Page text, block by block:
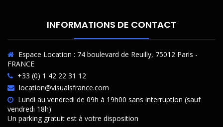
INFORMATIONS DE CONTACT
Espace Location : 74 boulevard de Reuilly, 75012 Paris -
FRANCE
+33 (0) 1 42 22 31 12
location@visualsfrance.com
Lundi au vendredi de 09h à 19h00 sans interruption (sauf
vendredi 18h)
Un parking gratuit est à votre disposition